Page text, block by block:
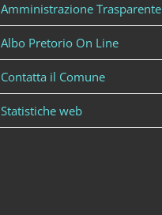
Amministrazione Trasparente
Albo Pretorio On Line
Contatta il Comune
Statistiche web